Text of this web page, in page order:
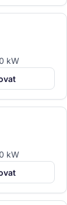
kW
kW